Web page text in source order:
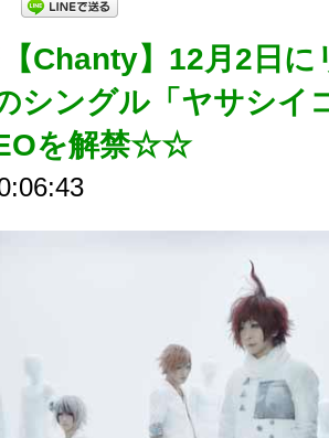
Chanty】12月2日に
シングル「ヤサシイ
を解禁☆☆